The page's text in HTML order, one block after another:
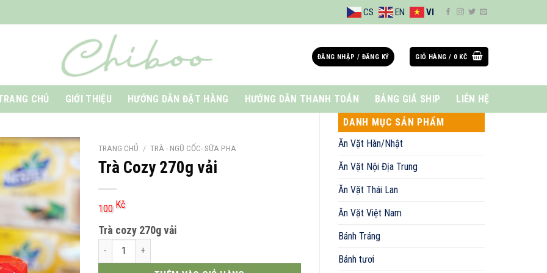
CS EN VI
ĐĂNG NHẬP / ĐĂNG KÝ GIỎ HÀNG / 0 KČ
CHỦ GIỚI THIỆU HƯỚNG DẪN ĐẶT HÀNG HƯỚNG DẪN THANH TOÁN BẢNG GIÁ SHIP
LIÊN HỆ
DANH MỤC SẢN PHẨM
Ăn Vặt Hàn/Nhật
Ăn Vặt Nội Địa Trung
Ăn Vặt Thái Lan
Ăn Vặt Việt Nam
Bánh Tráng
Bánh tươi
TRANG CHỦ / TRÀ - NGŨ CỐC- SỮA PHA
Trà Cozy 270g vải
100 Kč
Trà cozy 270g vải
Trà Cozy 270g vải số lượng